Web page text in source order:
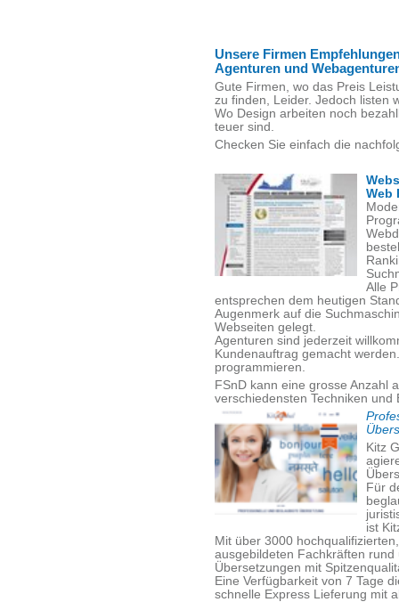
Unsere Firmen
Agenturen und
Gute Firmen, wo das Preis
zu finden, Leider. Jedoch listen
Wo Design arbeiten noch
teuer sind.
Checken Sie einfach die
Web
Alle
entsprechen dem heutigen
Augenmerk auf die
Webseiten gelegt.
Agenturen sind jederzeit
Kundenauftrag gemacht
programmieren.
FSnD kann eine grosse Anzahl
verschiedensten Techniken und
Kitz
Für
ist
Mit über 3000
ausgebildeten Fachkräften
Übersetzungen mit
Eine Verfügbarkeit von 7 Tage
schnelle Express Lieferung mit